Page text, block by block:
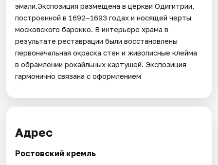
эмали.Экспозиция размещена в церкви Одигитрии,
построенной в 1692–1693 годах и носящей черты
московского барокко. В интерьере храма в
результате реставрации были восстановлены
первоначальная окраска стен и живописные клейма
в обрамлении рокайльных картушей. Экспозиция
гармонично связана с оформлением
Адрес
Ростовский кремль